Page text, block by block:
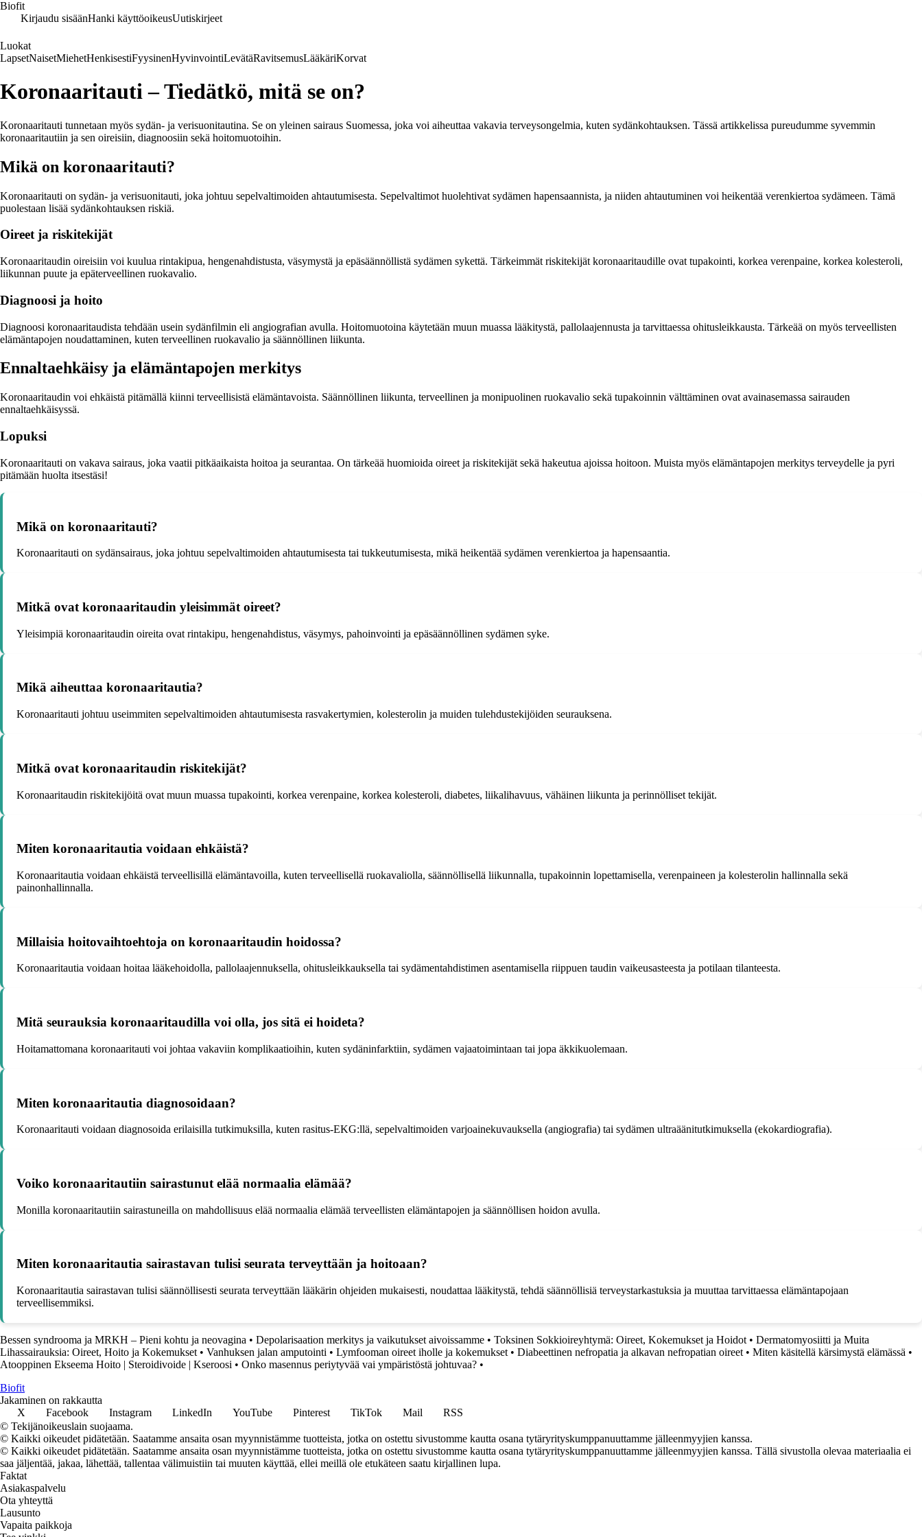
Biofit
Kirjaudu sisäänHanki käyttöoikeusUutiskirjeet
Luokat
LapsetNaisetMiehetHenkisestiFyysinenHyvinvointiLevätäRavitsemusLääkäriKorvat
Koronaaritauti – Tiedätkö, mitä se on?
Koronaaritauti tunnetaan myös sydän- ja verisuonitautina. Se on yleinen sairaus Suomessa, joka voi aiheuttaa vakavia terveysongelmia, kuten sydänkohtauksen. Tässä artikkelissa pureudumme syvemmin
koronaaritautiin ja sen oireisiin, diagnoosiin sekä hoitomuotoihin.
Mikä on koronaaritauti?
Koronaaritauti on sydän- ja verisuonitauti, joka johtuu sepelvaltimoiden ahtautumisesta. Sepelvaltimot huolehtivat sydämen hapensaannista, ja niiden ahtautuminen voi heikentää verenkiertoa sydämeen. Tämä
puolestaan lisää sydänkohtauksen riskiä.
Oireet ja riskitekijät
Koronaaritaudin oireisiin voi kuulua rintakipua, hengenahdistusta, väsymystä ja epäsäännöllistä sydämen sykettä. Tärkeimmät riskitekijät koronaaritaudille ovat tupakointi, korkea verenpaine, korkea kolesteroli,
liikunnan puute ja epäterveellinen ruokavalio.
Diagnoosi ja hoito
Diagnoosi koronaaritaudista tehdään usein sydänfilmin eli angiografian avulla. Hoitomuotoina käytetään muun muassa lääkitystä, pallolaajennusta ja tarvittaessa ohitusleikkausta. Tärkeää on myös terveellisten
elämäntapojen noudattaminen, kuten terveellinen ruokavalio ja säännöllinen liikunta.
Ennaltaehkäisy ja elämäntapojen merkitys
Koronaaritaudin voi ehkäistä pitämällä kiinni terveellisistä elämäntavoista. Säännöllinen liikunta, terveellinen ja monipuolinen ruokavalio sekä tupakoinnin välttäminen ovat avainasemassa sairauden
ennaltaehkäisyssä.
Lopuksi
Koronaaritauti on vakava sairaus, joka vaatii pitkäaikaista hoitoa ja seurantaa. On tärkeää huomioida oireet ja riskitekijät sekä hakeutua ajoissa hoitoon. Muista myös elämäntapojen merkitys terveydelle ja pyri
pitämään huolta itsestäsi!
Mikä on koronaaritauti?
Koronaaritauti on sydänsairaus, joka johtuu sepelvaltimoiden ahtautumisesta tai tukkeutumisesta, mikä heikentää sydämen verenkiertoa ja hapensaantia.
Mitkä ovat koronaaritaudin yleisimmät oireet?
Yleisimpiä koronaaritaudin oireita ovat rintakipu, hengenahdistus, väsymys, pahoinvointi ja epäsäännöllinen sydämen syke.
Mikä aiheuttaa koronaaritautia?
Koronaaritauti johtuu useimmiten sepelvaltimoiden ahtautumisesta rasvakertymien, kolesterolin ja muiden tulehdustekijöiden seurauksena.
Mitkä ovat koronaaritaudin riskitekijät?
Koronaaritaudin riskitekijöitä ovat muun muassa tupakointi, korkea verenpaine, korkea kolesteroli, diabetes, liikalihavuus, vähäinen liikunta ja perinnölliset tekijät.
Miten koronaaritautia voidaan ehkäistä?
Koronaaritautia voidaan ehkäistä terveellisillä elämäntavoilla, kuten terveellisellä ruokavaliolla, säännöllisellä liikunnalla, tupakoinnin lopettamisella, verenpaineen ja kolesterolin hallinnalla sekä
painonhallinnalla.
Millaisia hoitovaihtoehtoja on koronaaritaudin hoidossa?
Koronaaritautia voidaan hoitaa lääkehoidolla, pallolaajennuksella, ohitusleikkauksella tai sydämentahdistimen asentamisella riippuen taudin vaikeusasteesta ja potilaan tilanteesta.
Mitä seurauksia koronaaritaudilla voi olla, jos sitä ei hoideta?
Hoitamattomana koronaaritauti voi johtaa vakaviin komplikaatioihin, kuten sydäninfarktiin, sydämen vajaatoimintaan tai jopa äkkikuolemaan.
Miten koronaaritautia diagnosoidaan?
Koronaaritauti voidaan diagnosoida erilaisilla tutkimuksilla, kuten rasitus-EKG:llä, sepelvaltimoiden varjoainekuvauksella (angiografia) tai sydämen ultraäänitutkimuksella (ekokardiografia).
Voiko koronaaritautiin sairastunut elää normaalia elämää?
Monilla koronaaritautiin sairastuneilla on mahdollisuus elää normaalia elämää terveellisten elämäntapojen ja säännöllisen hoidon avulla.
Miten koronaaritautia sairastavan tulisi seurata terveyttään ja hoitoaan?
Koronaaritautia sairastavan tulisi säännöllisesti seurata terveyttään lääkärin ohjeiden mukaisesti, noudattaa lääkitystä, tehdä säännöllisiä terveystarkastuksia ja muuttaa tarvittaessa elämäntapojaan
terveellisemmiksi.
Bessen syndrooma ja MRKH – Pieni kohtu ja neovagina • Depolarisaation merkitys ja vaikutukset aivoissamme • Toksinen Sokkioireyhtymä: Oireet, Kokemukset ja Hoidot • Dermatomyosiitti ja Muita
Lihassairauksia: Oireet, Hoito ja Kokemukset • Vanhuksen jalan amputointi • Lymfooman oireet iholle ja kokemukset • Diabeettinen nefropatia ja alkavan nefropatian oireet • Miten käsitellä kärsimystä elämässä •
Atooppinen Ekseema Hoito | Steroidivoide | Kseroosi • Onko masennus periytyvää vai ympäristöstä johtuvaa? •
Biofit
Jakaminen on rakkautta
X
Facebook Instagram LinkedIn YouTube Pinterest TikTok Mail
RSS
© Tekijänoikeuslain suojaama.
© Kaikki oikeudet pidätetään. Saatamme ansaita osan myynnistämme tuotteista, jotka on ostettu sivustomme kautta osana tytäryrityskumppanuuttamme jälleenmyyjien kanssa.
© Kaikki oikeudet pidätetään. Saatamme ansaita osan myynnistämme tuotteista, jotka on ostettu sivustomme kautta osana tytäryrityskumppanuuttamme jälleenmyyjien kanssa. Tällä sivustolla olevaa materiaalia ei
saa jäljentää, jakaa, lähettää, tallentaa välimuistiin tai muuten käyttää, ellei meillä ole etukäteen saatu kirjallinen lupa.
Faktat
Asiakaspalvelu
Ota yhteyttä
Lausunto
Vapaita paikkoja